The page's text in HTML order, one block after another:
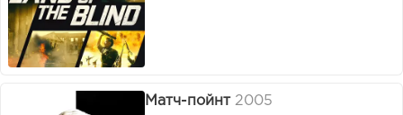
Матч-пойнт 2005